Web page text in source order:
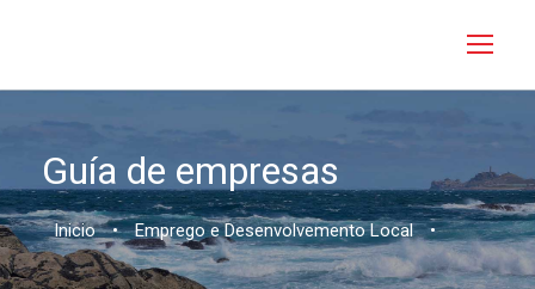
Guía de empresas
Inicio • Emprego e Desenvolvemento Local •